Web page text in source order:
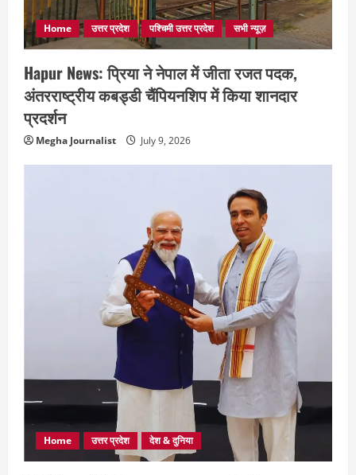
Home उत्तर प्रदेश पश्चिमी उत्तर प्रदेश सभी न्यूज़
Hapur News: प्रिया ने नेपाल में जीता रजत पदक,
अंतरराष्ट्रीय कबड्डी चैंपियनशिप में किया शानदार
प्रदर्शन
Megha Journalist July 9, 2026
Home उत्तर प्रदेश देश & दुनिया